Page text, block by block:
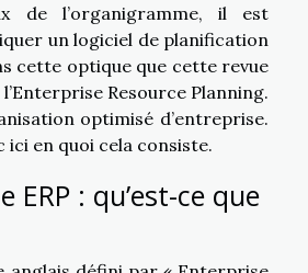
de l’organigramme, il est
un logiciel de planification
cette optique que cette revue
Resource Planning.
optimisé d’entreprise.
ici en quoi cela consiste.
ERP : qu’est-ce que